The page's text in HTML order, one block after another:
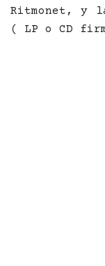
Ritmonet, y
( LP o CD